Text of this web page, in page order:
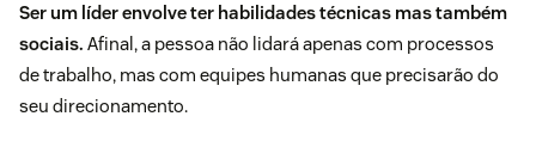
Ser um líder envolve ter habilidades técnicas mas também
sociais. Afinal, a pessoa não lidará apenas com processos
de trabalho, mas com equipes humanas que precisarão do
seu direcionamento.